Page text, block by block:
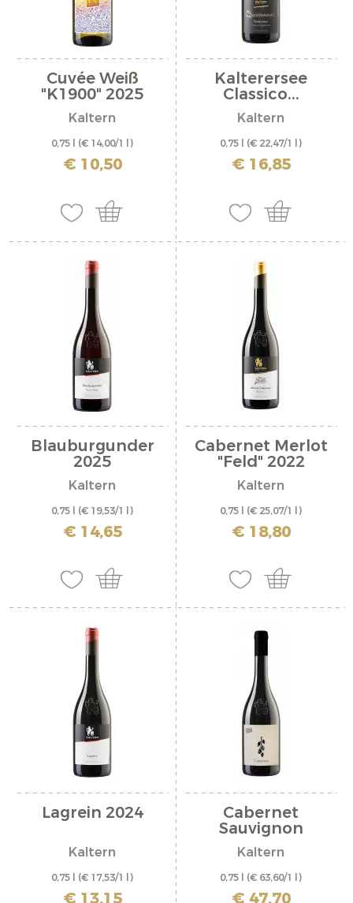
Cuvée Weiß
"K1900" 2025
Kaltern
0,75 l (€ 14,00/1 l)
inkl. MwSt. zzgl. Versandkosten
€ 10,50
Kalterersee
Classico...
Kaltern
0,75 l (€ 22,47/1 l)
inkl. MwSt. zzgl. Versandkosten
€ 16,85
Blauburgunder
2025
Kaltern
0,75 l (€ 19,53/1 l)
inkl. MwSt. zzgl. Versandkosten
€ 14,65
Cabernet Merlot
"Feld" 2022
Kaltern
0,75 l (€ 25,07/1 l)
inkl. MwSt. zzgl. Versandkosten
€ 18,80
Lagrein 2024
Kaltern
0,75 l (€ 17,53/1 l)
inkl. MwSt. zzgl. Versandkosten
Cabernet
Sauvignon
"Cabarone...
Kaltern
0,75 l (€ 63,60/1 l)
inkl. MwSt. zzgl. Versandkosten